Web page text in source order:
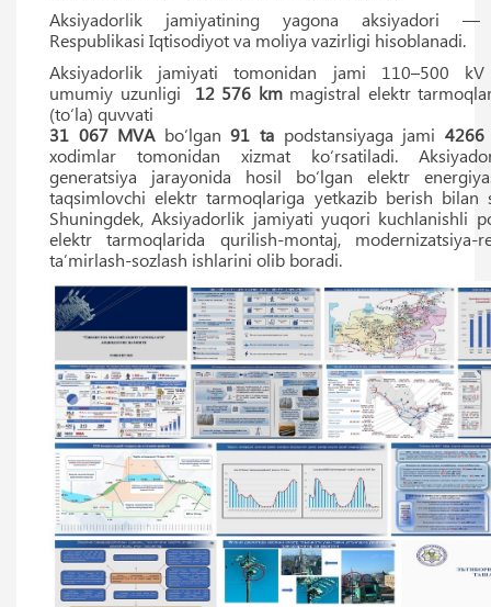
Aksiyadorlik jamiyatining yagona aksiyadori —
Respublikasi Iqtisodiyot va moliya vazirligi hisoblanadi.
Aksiyadorlik jamiyati tomonidan jami 110–500 kV
umumiy uzunligi 12 576 km magistral elektr
(to‘la) quvvati
31 067 MVA bo‘lgan91 ta podstansiyaga jami
xodimlar tomonidan xizmat ko‘rsatiladi.
generatsiya jarayonida hosil bo‘lgan elektr
taqsimlovchi elektr tarmoqlariga yetkazib berish bilan
Shuningdek, Aksiyadorlik jamiyati yuqori kuchlanishli
elektr tarmoqlarida qurilish-montaj, modernizatsiya-
taʼmirlash-sozlash ishlarini olib boradi.